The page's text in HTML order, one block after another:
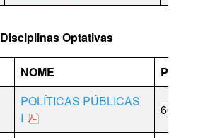
Disciplinas Optativas
NOME PD
POLÍTICAS PÚBLICAS
I
60